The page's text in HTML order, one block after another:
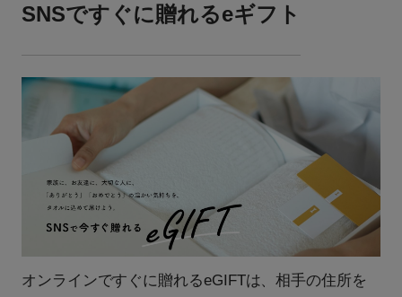
SNSですぐに贈れるeギフト
オンラインですぐに贈れるeGIFTは、相手の住所を